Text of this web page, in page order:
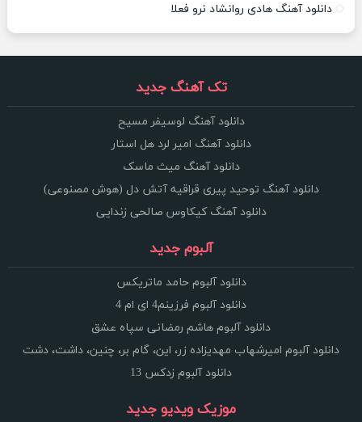
دانلود آهنگ هادی روانشاد نرو فعلا
تک آهنگ جدید
دانلود آهنگ لوسیفر مسیح
دانلود آهنگ امیر لرد هل استار
دانلود آهنگ میث ماسک
دانلود آهنگ توحید پیری قراقیه آتش دل (هوش مصنوعی)
دانلود آهنگ کیکاوس صالحی زندایی
آلبوم جدید
دانلود آلبوم حامد ماتریکس
دانلود آلبوم فرزینم4 ای ام 4
دانلود آلبوم هاشم رمضانی سپاه عشق
دانلود آلبوم امیرشهاب مهدیزاده زر، این، گام بر، چنین، داشت، دشت
دانلود آلبوم زدکس 13
موزیک ویدیو جدید